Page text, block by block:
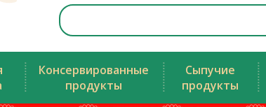
Консервированные
продукты
Сыпучие
продукты